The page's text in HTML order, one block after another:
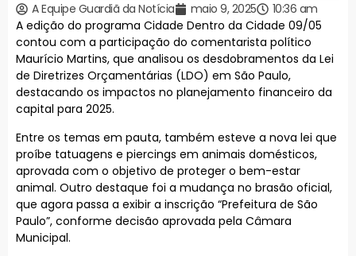
A Equipe Guardiã da Notícia maio 9, 2025
10:36 am
A edição do programa Cidade Dentro da Cidade 09/05
contou com a participação do comentarista político
Maurício Martins, que analisou os desdobramentos da Lei
de Diretrizes Orçamentárias (LDO) em São Paulo,
destacando os impactos no planejamento financeiro da
capital para 2025.
Entre os temas em pauta, também esteve a nova lei que
proíbe tatuagens e piercings em animais domésticos,
aprovada com o objetivo de proteger o bem-estar
animal. Outro destaque foi a mudança no brasão oficial,
que agora passa a exibir a inscrição “Prefeitura de São
Paulo”, conforme decisão aprovada pela Câmara
Municipal.